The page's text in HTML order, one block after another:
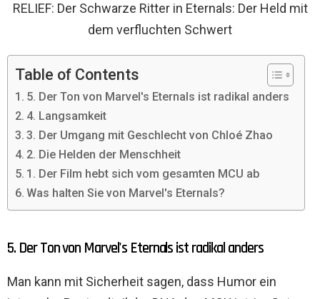
RELIEF: Der Schwarze Ritter in Eternals: Der Held mit
dem verfluchten Schwert
Table of Contents
5. Der Ton von Marvel's Eternals ist radikal anders
4. Langsamkeit
3. Der Umgang mit Geschlecht von Chloé Zhao
2. Die Helden der Menschheit
1. Der Film hebt sich vom gesamten MCU ab
Was halten Sie von Marvel's Eternals?
5. Der Ton von Marvel's Eternals ist radikal anders
Man kann mit Sicherheit sagen, dass Humor ein